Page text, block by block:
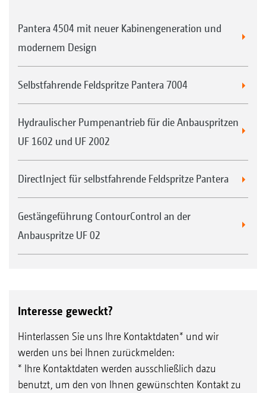
Pantera 4504 mit neuer Kabinengeneration und
modernem Design
Selbstfahrende Feldspritze Pantera 7004
Hydraulischer Pumpenantrieb für die Anbauspritzen
UF 1602 und UF 2002
DirectInject für selbstfahrende Feldspritze Pantera
Gestängeführung ContourControl an der
Anbauspritze UF 02
Interesse geweckt?
Hinterlassen Sie uns Ihre Kontaktdaten* und wir
werden uns bei Ihnen zurückmelden:
* Ihre Kontaktdaten werden ausschließlich dazu
benutzt, um den von Ihnen gewünschten Kontakt zu